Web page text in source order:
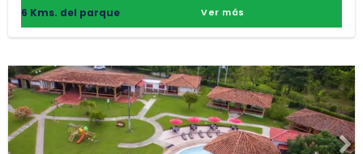
6 Kms. del parque Ver más